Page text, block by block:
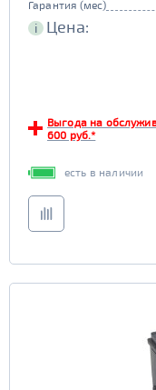
Гарантия (мес)
i Цена:
Выгода на
600 руб.*
есть в наличии